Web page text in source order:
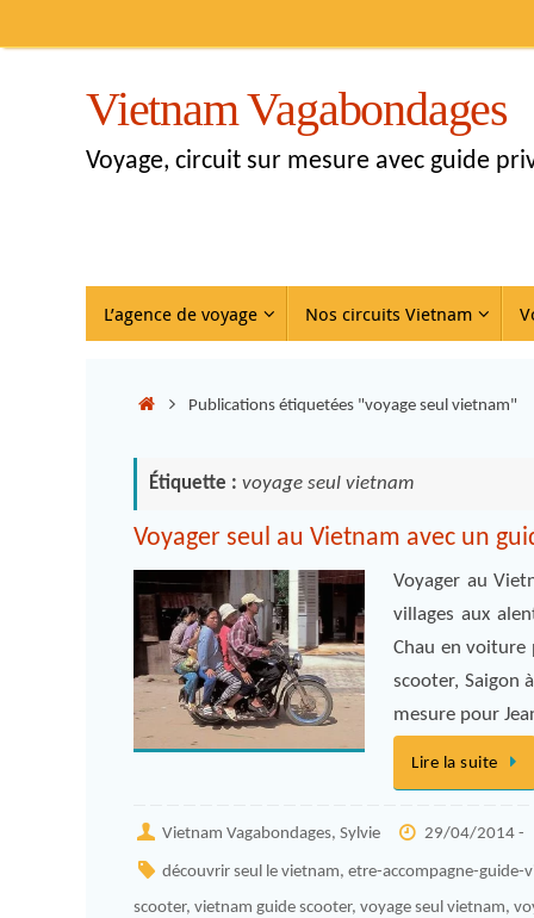
Vietnam Vagabondages
Voyage, circuit sur mesure avec guide
L’agence de voyage Nos circuits Vietnam
Publications étiquetées "voyage seul vietnam"
Étiquette : voyage seul vietnam
Voyager seul au Vietnam avec un
Voyager au
villages aux
Chau en voiture
scooter, Saigon
mesure pour
Lire la suite
Vietnam Vagabondages, Sylvie 29/04/2014 -
découvrir seul le vietnam,etre-accompagne-guide-
scooter, vietnam guide scooter, voyage seul vietnam,